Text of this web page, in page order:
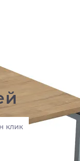
клик